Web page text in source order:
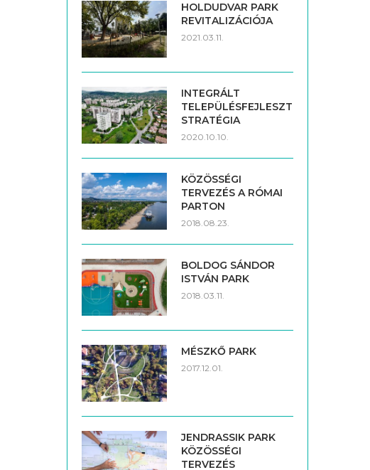
HOLDUDVAR PARK
REVITALIZÁCIÓJA
2021.03.11.
INTEGRÁLT
TELEPÜLÉSFEJLESZTÉSI
STRATÉGIA
2020.10.10.
KÖZÖSSÉGI
TERVEZÉS A RÓMAI
PARTON
2018.08.23.
BOLDOG SÁNDOR
ISTVÁN PARK
2018.03.11.
MÉSZKŐ PARK
2017.12.01.
JENDRASSIK PARK
KÖZÖSSÉGI
TERVEZÉS